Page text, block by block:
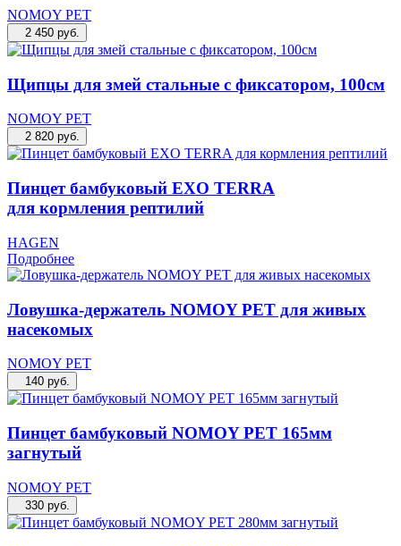
NOMOY PET
2 450 руб.
Щипцы для змей стальные с фиксатором, 100см
NOMOY PET
2 820 руб.
Пинцет бамбуковый EXO TERRA
для кормления рептилий
HAGEN
Подробнее
Ловушка-держатель NOMOY PET для живых
насекомых
NOMOY PET
140 руб.
Пинцет бамбуковый NOMOY PET 165мм
загнутый
NOMOY PET
330 руб.